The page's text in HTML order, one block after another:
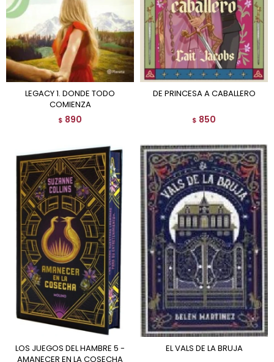
LEGACY 1. DONDE TODO
COMIENZA
$ 890
DE PRINCESA A CABALLERO
$ 850
LOS JUEGOS DEL HAMBRE 5 -
AMANECER EN LA COSECHA
EL VALS DE LA BRUJA